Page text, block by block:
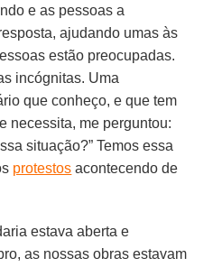
e as pessoas a
ajudando umas às
estão preocupadas.
incógnitas. Uma
que conheço, e que tem
necessita, me perguntou:
situação?” Temos essa
protestos acontecendo de
estava aberta e
as nossas obras estavam